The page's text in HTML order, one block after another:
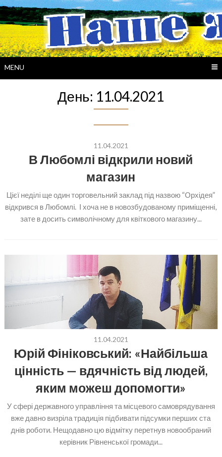
Skip
to
content
MENU
День: 11.04.2021
11.04.2021
В Любомлі відкрили новий
магазин
Цієї неділі ще один торговельний заклад під назвою “Орхідея”
відкрився в Любомлі. І хоча не в новозбудованому приміщенні,
зате в досить символічному для квіткового магазину...
11.04.2021
Юрій Фініковський: «Найбільша
цінність — вдячність від людей,
яким можеш допомогти»
У сфері державного управління та місцевого самоврядування
вже давно визріла традиція підбивати підсумки перших ста
днів роботи. Нещодавно цю відмітку перетнув новообраний
керівник Рівненської громади...